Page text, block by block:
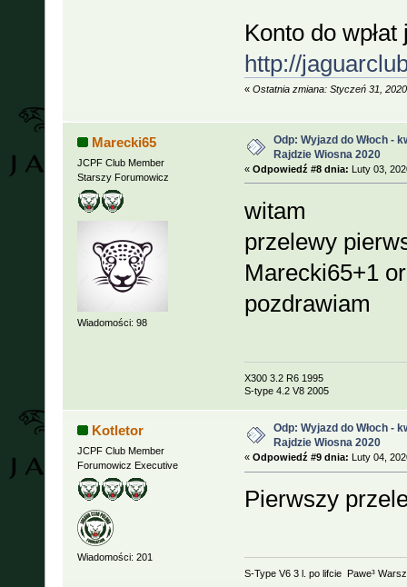
Konto do
http://
« Ostatnia zmiana: Styczeń 31,
Marecki65
JCPF Club Member
Starszy Forumowicz
Wiadomości: 98
Odp: Wyjazd do Włoch -
Rajdzie Wiosna 2020
« Odpowiedź #8 dnia: Luty 03,
witam
przelewy
Marecki65+1
pozdrawiam
X300 3.2 R6 1995
S-type 4.2 V8 2005
Kotletor
JCPF Club Member
Forumowicz Executive
Wiadomości: 201
Odp: Wyjazd do Włoch -
Rajdzie Wiosna 2020
« Odpowiedź #9 dnia: Luty 04,
Pierwszy
S-Type V6 3 l. po lifcie Pawe³